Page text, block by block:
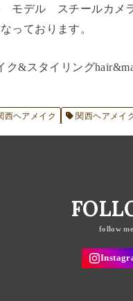
モデル スチールカメ
っております。
&スタイリング
西ヘアメイク 関西ヘアメイ